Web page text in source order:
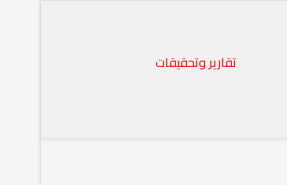
تقارير وتحقيقات